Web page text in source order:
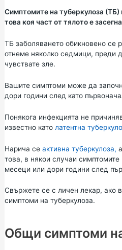
Симптомите на туберкулоза (ТБ)
това коя част от тялото е
ТБ заболяването обикновено се
отнеме няколко седмици, преди
чувствате зле.
Вашите симптоми може да
дори години след като
Понякога инфекцията не
известно като латентна
Нарича се активна туберкулоза,
това, в някои случаи
месеци или дори години след
Свържете се с личен лекар, ако
симптоми на туберкулоза.
Общи симптоми